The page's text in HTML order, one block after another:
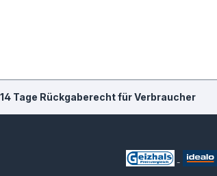
14 Tage Rückgaberecht für Verbraucher